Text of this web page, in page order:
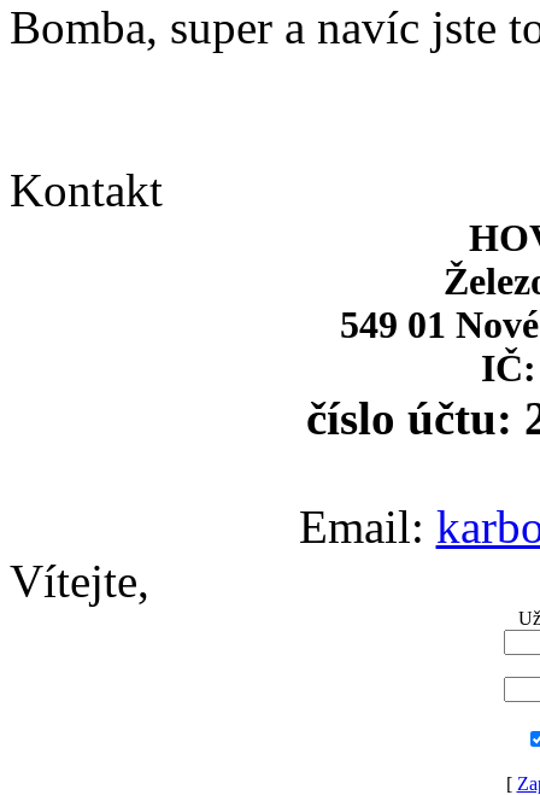
Bomba, super a navíc jste
Kontakt
549 01
IČ:
číslo účtu:
Email:
Vítejte,
[